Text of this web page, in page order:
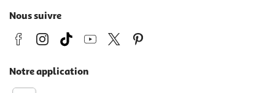
Nous suivre
Notre application